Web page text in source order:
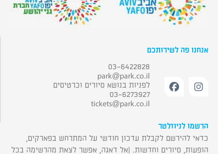
אנחנו פה לשירותכם
03-6422828
park@park.co.il
לפניות בנושא סיורים וכרטיסים
03-6273927
tickets@park.co.il
הרשמו לניוזלטר
כדאי להירשם לקבלת עדכון חודשי על המתרחש בפארקים,
הופעות, סיורים וחדשות. (אל דאגה, אפשר לצאת מהרשימה בכל